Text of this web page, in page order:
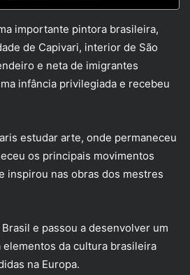
importante pintora brasileira,
de Capivari, interior de São
e neta de imigrantes
infância privilegiada e recebeu
estudar arte, onde permaneceu
os principais movimentos
inspirou nas obras dos mestres
e passou a desenvolver um
da cultura brasileira
na Europa.